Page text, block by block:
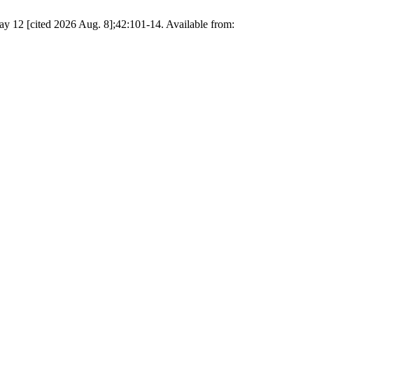
12 [cited 2026 Aug. 8];42:101-14. Available from: